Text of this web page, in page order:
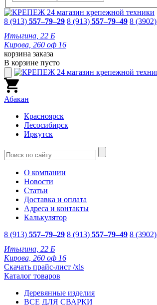
8 (913) 557–79–29 8 (913) 557–79–49 8 (3902)
Итыгина, 22 Б
Кирова, 260 оф 16
корзина заказа
В корзине пусто
Абакан
Красноярск
Лесосибирск
Иркутск
О компании
Новости
Статьи
Доставка и оплата
Адреса и контакты
Калькулятор
8 (913) 557–79–29 8 (913) 557–79–49 8 (3902)
Итыгина, 22 Б
Кирова, 260 оф 16
Скачать прайс-лист /xls
Каталог товаров
Деревянные изделия
ВСЕ ДЛЯ СВАРКИ